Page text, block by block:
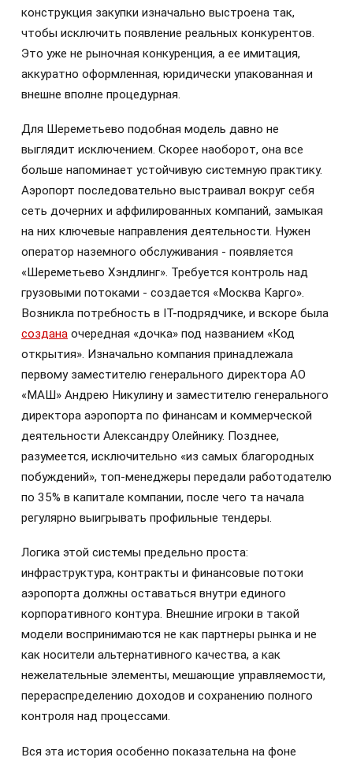
конструкция закупки изначально выстроена так,
чтобы исключить появление реальных конкурентов.
Это уже не рыночная конкуренция, а ее имитация,
аккуратно оформленная, юридически упакованная и
внешне вполне процедурная.
Для Шереметьево подобная модель давно не
выглядит исключением. Скорее наоборот, она все
больше напоминает устойчивую системную практику.
Аэропорт последовательно выстраивал вокруг себя
сеть дочерних и аффилированных компаний, замыкая
на них ключевые направления деятельности. Нужен
оператор наземного обслуживания - появляется
«Шереметьево Хэндлинг». Требуется контроль над
грузовыми потоками - создается «Москва Карго».
Возникла потребность в IT-подрядчике, и вскоре была
создана очередная «дочка» под названием «Код
открытия». Изначально компания принадлежала
первому заместителю генерального директора АО
«МАШ» Андрею Никулину и заместителю генерального
директора аэропорта по финансам и коммерческой
деятельности Александру Олейнику. Позднее,
разумеется, исключительно «из самых благородных
побуждений», топ-менеджеры передали работодателю
по 35% в капитале компании, после чего та начала
регулярно выигрывать профильные тендеры.
Логика этой системы предельно проста:
инфраструктура, контракты и финансовые потоки
аэропорта должны оставаться внутри единого
корпоративного контура. Внешние игроки в такой
модели воспринимаются не как партнеры рынка и не
как носители альтернативного качества, а как
нежелательные элементы, мешающие управляемости,
перераспределению доходов и сохранению полного
контроля над процессами.
Вся эта история особенно показательна на фоне